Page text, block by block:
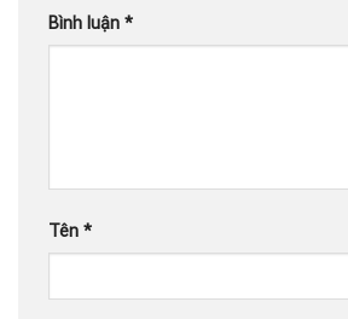
Bình luận *
Tên *